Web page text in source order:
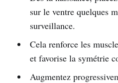
sur le ventre quelques
surveillance.
Cela renforce les
et favorise la symétrie
Augmentez